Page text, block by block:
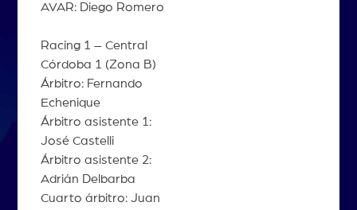
AVAR: Diego Romero
Racing 1 – Central
Córdoba 1 (Zona B)
Árbitro: Fernando
Echenique
Árbitro asistente 1:
José Castelli
Árbitro asistente 2:
Adrián Delbarba
Cuarto árbitro: Juan